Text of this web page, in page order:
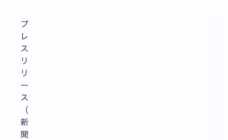
プ
レ
ス
リ
リ
ー
ス
（
新
聞